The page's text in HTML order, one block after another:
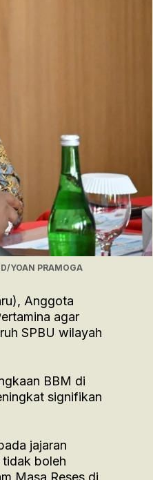
YOAN PRAMOGA
Anggota
agar
SPBU wilayah
BBM di
signifikan
jajaran
tidak boleh
Masa Reses di